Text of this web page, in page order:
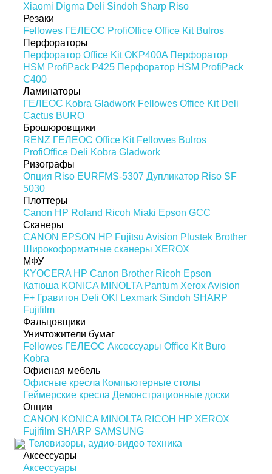
Xiaomi Digma Deli Sindoh Sharp Riso
Резаки
Fellowes ГЕЛЕОС ProfiOffice Office Kit Bulros
Перфораторы
Перфоратор Office Kit OKP400A Перфоратор
HSM ProfiPack P425 Перфоратор HSM ProfiPack
C400
Ламинаторы
ГЕЛЕОС Kobra Gladwork Fellowes Office Kit Deli
Cactus BURO
Брошюровщики
RENZ ГЕЛЕОС Office Kit Fellowes Bulros
ProfiOffice Deli Kobra Gladwork
Ризографы
Опция Riso EURFMS-5307 Дупликатор Riso SF
5030
Плоттеры
Canon HP Roland Ricoh Miaki Epson GCC
Сканеры
CANON EPSON HP Fujitsu Avision Plustek Brother
Широкоформатные сканеры XEROX
МФУ
KYOCERA HP Canon Brother Ricoh Epson
Катюша KONICA MINOLTA Pantum XeroxAvision
F+ Гравитон Deli OKI Lexmark Sindoh SHARP
Fujifilm
Фальцовщики
Уничтожители бумаг
Fellowes ГЕЛЕОС Аксессуары Office Kit Buro
Kobra
Офисная мебель
Офисные кресла Компьютерные столы
Геймерские кресла Демонстрационные доски
Опции
CANON KONICA MINOLTA RICOH HP XEROX
Fujifilm SHARP SAMSUNG
Телевизоры, аудио-видео техника
Аксессуары
Аксессуары